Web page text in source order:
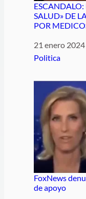
SALUD» DE
POR
Fecha
21 enero 2024
Respecto a
Politica
FoxNews
de apoyo